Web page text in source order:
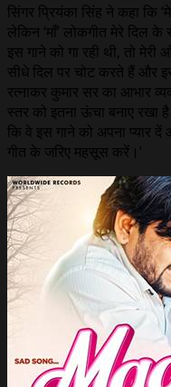
सिंगर प्रियंका सिंह ने कहा कि
लेकिन ‘माँ’ लोकगीत मेरे दिल
इस गाने को गा रही थी, तो
सीधे दिल पर चोट करते हैं और
रत्नाकर कुमार सर का आभार
स्तर को इतना ऊंचा बनाए रखा
कि वे इस गाने को अपना प्यार
गीत के जरिए महसूस करें।’